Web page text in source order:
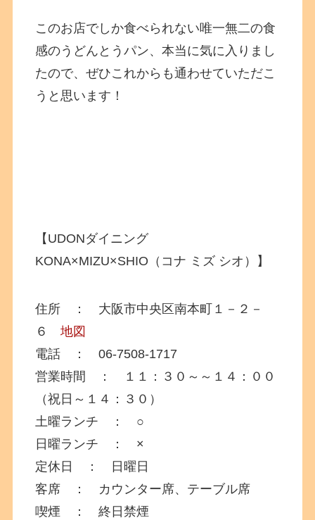
このお店でしか食べられない唯一無二の食
感のうどんとうパン、本当に気に入りまし
たので、ぜひこれからも通わせていただこ
うと思います！
【UDONダイニング
KONA×MIZU×SHIO（コナ ミズ シオ）】
住所 ： 大阪市中央区南本町１－２－
６地図
電話 ： 06-7508-1717
営業時間 ： １１：３０～～１４：００
（祝日～１４：３０）
土曜ランチ ： ○
日曜ランチ ： ×
定休日 ： 日曜日
客席 ： カウンター席、テーブル席
喫煙 ： 終日禁煙